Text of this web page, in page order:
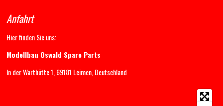
Anfahrt
Hier finden Sie uns:
Modellbau Oswald Spare Parts
In der Warthütte 1, 69181 Leimen, Deutschland